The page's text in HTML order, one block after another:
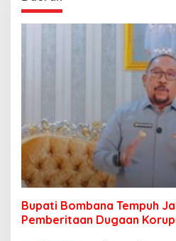
Bupati Bombana Tempuh
Pemberitaan Dugaan